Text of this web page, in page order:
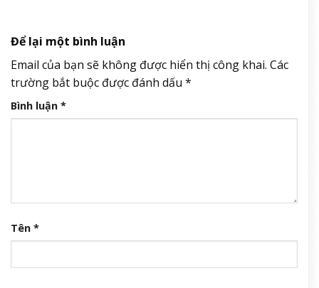
Để lại một bình luận
Email của bạn sẽ không được hiển thị công khai. Các
trường bắt buộc được đánh dấu *
Bình luận *
Tên *